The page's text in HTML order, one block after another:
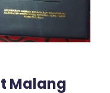
Malang